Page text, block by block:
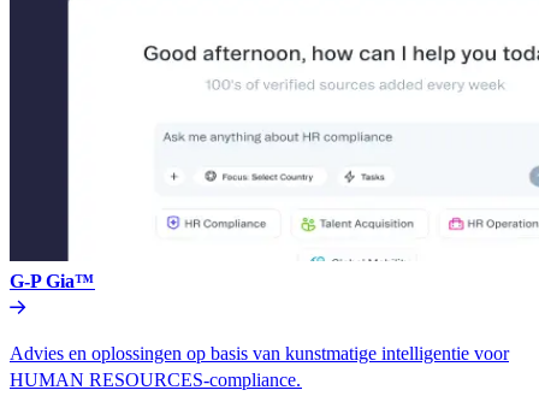
G-P Gia™​​
Advies en oplossingen op basis van kunstmatige intelligentie voor
HUMAN RESOURCES-compliance.​​